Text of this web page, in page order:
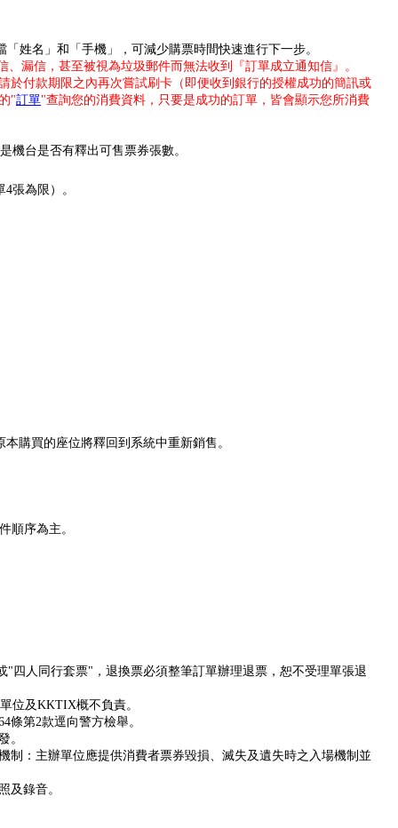
「姓名」和「手機」，可減少購票時間快速進行下一步。
漏信，甚至被視為垃圾郵件而無法收到『訂單成立通知信』。
付款期限之內再次嘗試刷卡（即便收到銀行的授權成功的簡訊或
"訂單"查詢您的消費資料，只要是成功的訂單，皆會顯示您所消費
機台是否有釋出可售票券張數。
張為限）。
購買的座位將釋回到系統中重新銷售。
順序為主。
"四人同行套票"，退換票必須整筆訂單辦理退票，恕不受理單張退
位及KKTIX概不負責。
第2款逕向警方檢舉。
。
：主辦單位應提供消費者票券毀損、滅失及遺失時之入場機制並
及錄音。